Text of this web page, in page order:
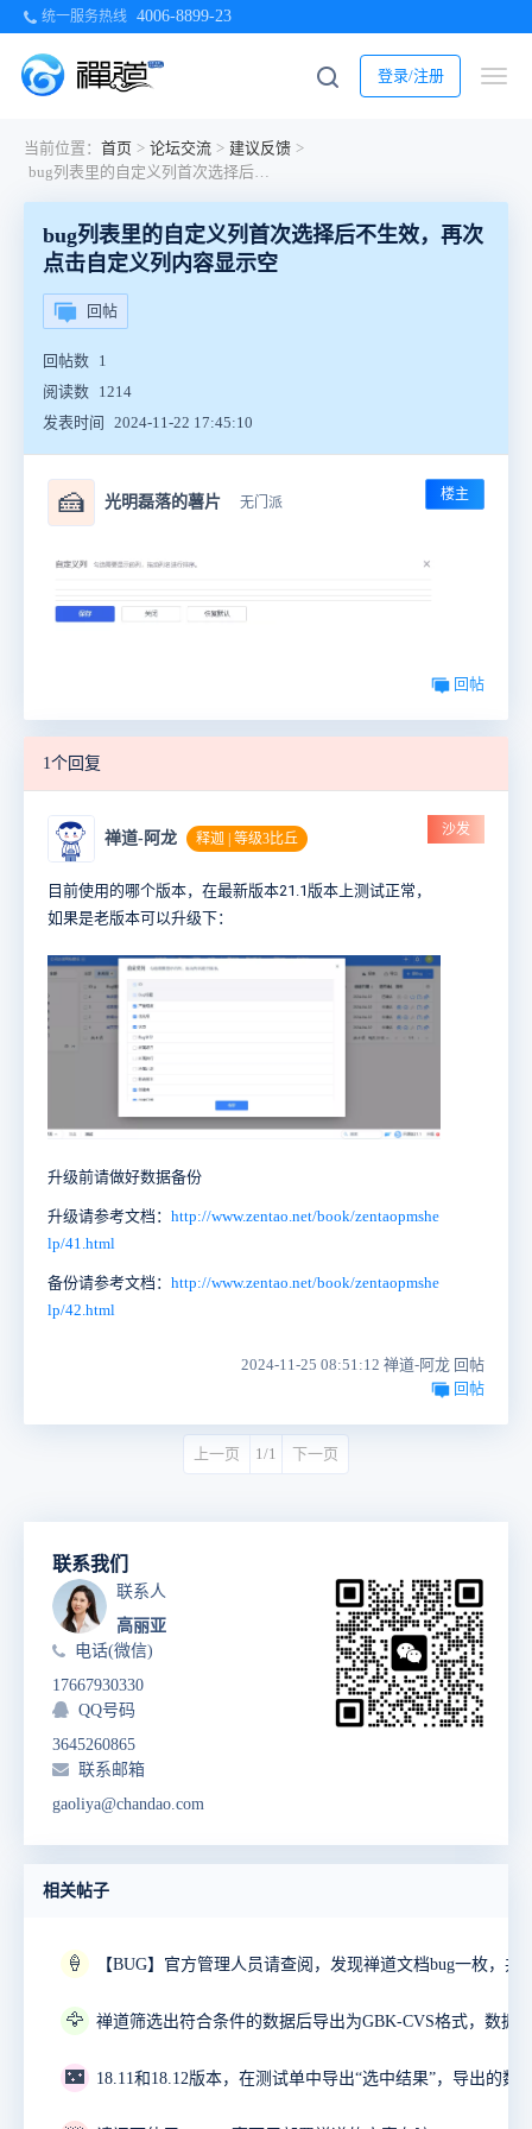
统一服务热线 4006-8899-23
登录/注册
当前位置： 首页 > 论坛交流 > 建议反馈 >
bug列表里的自定义列首次选择后不生效，再次点击自定义列内容显示空
bug列表里的自定义列首次选择后不生效，再次
点击自定义列内容显示空
回帖
回帖数 1
阅读数 1214
发表时间
2024-11-22 17:45:10
🍰 光明磊落的薯片 无门派 楼主
回帖
1个回复
禅道-阿龙 释迦 | 等级3比丘
沙发
目前使用的哪个版本，在最新版本21.1版本上测试正常，
如果是老版本可以升级下：
升级前请做好数据备份
升级请参考文档： http://www.zentao.net/book/zentaopmshe
lp/41.html
备份请参考文档： http://www.zentao.net/book/zentaopmshe
lp/42.html
2024-11-25 08:51:12 禅道-阿龙 回帖
回帖
上一页 1/1 下一页
联系我们
联系人
高丽亚
电话(微信)
17667930330
QQ号码
3645260865
联系邮箱
gaoliya@chandao.com
相关帖子
🍦
🦅
🌃 18.11和18.12版本，在测试单中导出“选中结果”，导出的数